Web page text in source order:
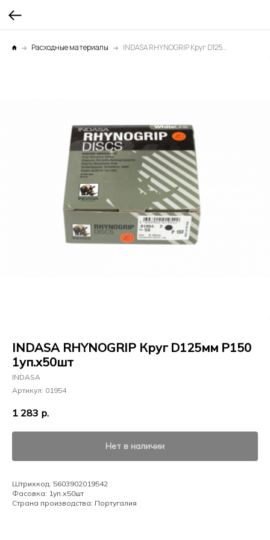
Расходные материалы INDASA RHYNOGRIP Круг D125мм Р150 1уп.х50шт
INDASA RHYNOGRIP Круг D125мм Р150
1уп.х50шт
INDASA
Артикул: 01954
1 283 р.
Нет в наличии
Штрихкод: 5603902019542
Фасовка: 1уп.х50шт
Страна производства: Португалия